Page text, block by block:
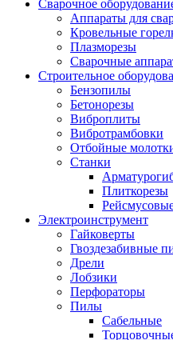
Сварочное
Аппараты для
Кровельные
Плазморезы
Сварочные
Строительное
Бензопилы
Бетонорезы
Виброплиты
Вибротрамбовки
Отбойные
Станки
Плиткорезы
Электроинструмент
Гайковерты
Гвоздезабивные
Дрели
Лобзики
Перфораторы
Пилы
Сабельные